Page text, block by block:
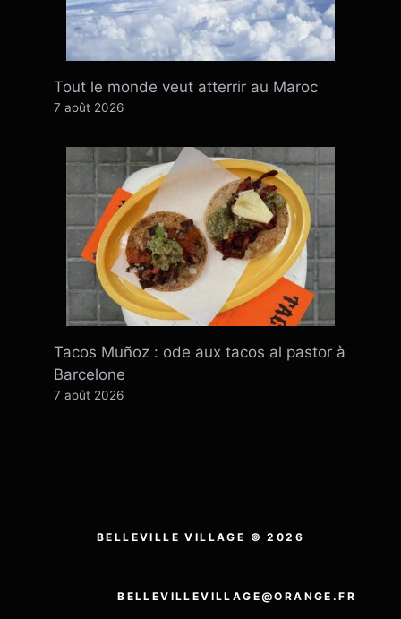
Tout le monde veut atterrir au Maroc
7 août 2026
Tacos Muñoz : ode aux tacos al pastor à
Barcelone
7 août 2026
BELLEVILLE VILLAGE © 2026
BELLEVILLEVILLAGE@ORANGE.FR